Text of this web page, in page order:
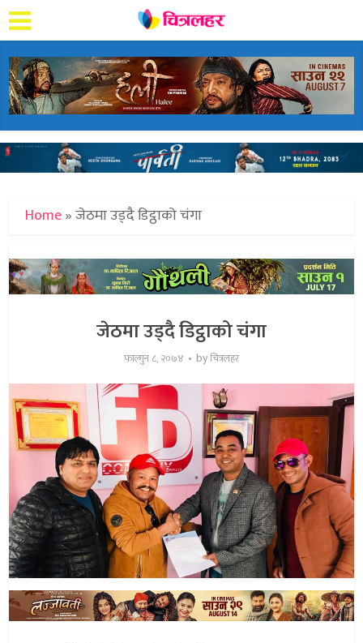
Home»जेठमा उड्दै डिट्ठाको चंगा
जेठमा उड्दै डिट्ठाको चंगा
फाल्गुन ८, २०७४ byचित्रलहर